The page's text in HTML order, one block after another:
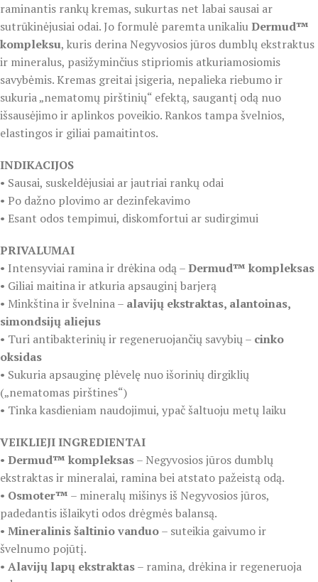
raminantis rankų kremas, sukurtas net labai sausai ar
sutrūkinėjusiai odai. Jo formulė paremta unikaliuDermud™
kompleksu, kuris derina Negyvosios jūros dumblų ekstraktus
ir mineralus, pasižyminčius stipriomis atkuriamosiomis
savybėmis. Kremas greitai įsigeria, nepalieka riebumo ir
sukuria „nematomų pirštinių“ efektą, saugantį odą nuo
išsausėjimo ir aplinkos poveikio. Rankos tampa švelnios,
elastingos ir giliai pamaitintos.
INDIKACIJOS
• Sausai, suskeldėjusiai ar jautriai rankų odai
• Po dažno plovimo ar dezinfekavimo
• Esant odos tempimui, diskomfortui ar sudirgimui
PRIVALUMAI
• Intensyviai ramina ir drėkina odą –Dermud™ kompleksas
• Giliai maitina ir atkuria apsauginį barjerą
• Minkština ir švelnina – alavijų ekstraktas, alantoinas,
simondsijų aliejus
• Turi antibakterinių ir regeneruojančių savybių – cinko
oksidas
• Sukuria apsauginę plėvelę nuo išorinių dirgiklių
(„nematomas pirštines“)
• Tinka kasdieniam naudojimui, ypač šaltuoju metų laiku
VEIKLIEJI INGREDIENTAI
• Dermud™ kompleksas– Negyvosios jūros dumblų
ekstraktas ir mineralai, ramina bei atstato pažeistą odą.
• Osmoter™ – mineralų mišinys iš Negyvosios jūros,
padedantis išlaikyti odos drėgmės balansą.
• Mineralinis šaltinio vanduo– suteikia gaivumo ir
švelnumo pojūtį.
• Alavijų lapų ekstraktas– ramina, drėkina ir regeneruoja